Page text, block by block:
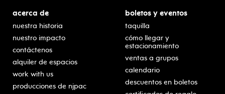
acerca de
nuestra historia
nuestro impacto
contáctenos
alquiler de espacios
work with us
producciones de njpac
boletos y eventos
taquilla
cómo llegar y
estacionamiento
ventas a grupos
calendario
descuentos en boletos